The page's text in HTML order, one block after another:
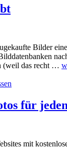
Bilder
(weil das recht …
für
mit